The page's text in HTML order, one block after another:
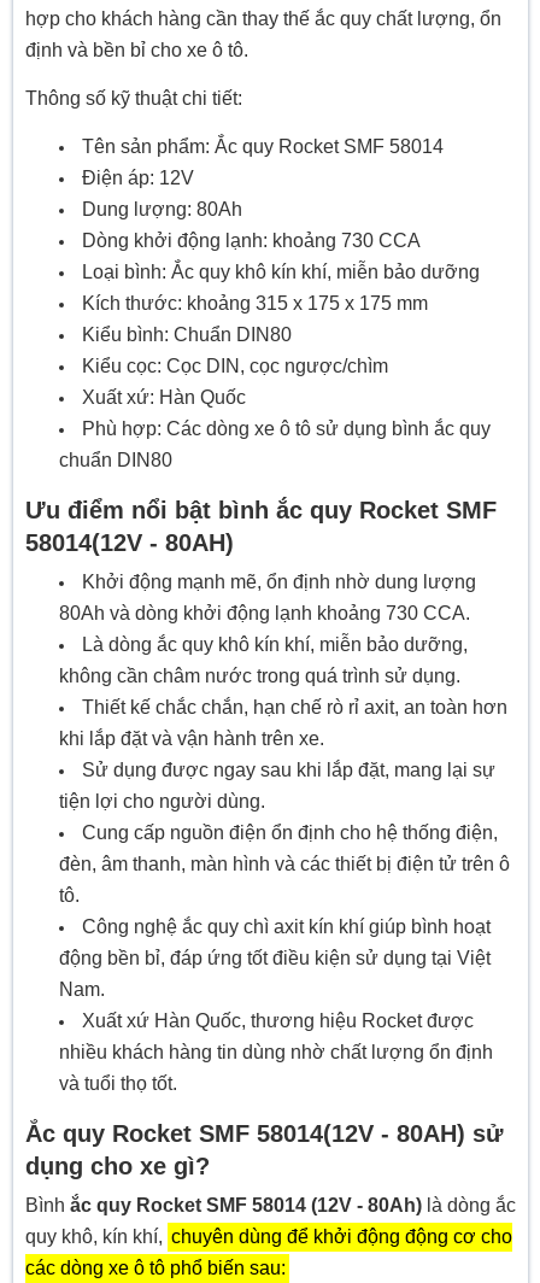
hợp cho khách hàng cần thay thế ắc quy chất lượng, ổn
định và bền bỉ cho xe ô tô.
Thông số kỹ thuật chi tiết:
Tên sản phẩm: Ắc quy Rocket SMF 58014
Điện áp: 12V
Dung lượng: 80Ah
Dòng khởi động lạnh: khoảng 730 CCA
Loại bình: Ắc quy khô kín khí, miễn bảo dưỡng
Kích thước: khoảng 315 x 175 x 175 mm
Kiểu bình: Chuẩn DIN80
Kiểu cọc: Cọc DIN, cọc ngược/chìm
Xuất xứ: Hàn Quốc
Phù hợp: Các dòng xe ô tô sử dụng bình ắc quy
chuẩn DIN80
Ưu điểm nổi bật bình ắc quy Rocket SMF
58014(12V - 80AH)
Khởi động mạnh mẽ, ổn định nhờ dung lượng
80Ah và dòng khởi động lạnh khoảng 730 CCA.
Là dòng ắc quy khô kín khí, miễn bảo dưỡng,
không cần châm nước trong quá trình sử dụng.
Thiết kế chắc chắn, hạn chế rò rỉ axit, an toàn hơn
khi lắp đặt và vận hành trên xe.
Sử dụng được ngay sau khi lắp đặt, mang lại sự
tiện lợi cho người dùng.
Cung cấp nguồn điện ổn định cho hệ thống điện,
đèn, âm thanh, màn hình và các thiết bị điện tử trên ô
tô.
Công nghệ ắc quy chì axit kín khí giúp bình hoạt
động bền bỉ, đáp ứng tốt điều kiện sử dụng tại Việt
Nam.
Xuất xứ Hàn Quốc, thương hiệu Rocket được
nhiều khách hàng tin dùng nhờ chất lượng ổn định
và tuổi thọ tốt.
Ắc quy Rocket SMF 58014(12V - 80AH) sử
dụng cho xe gì?
Bình ắc quy Rocket SMF 58014 (12V - 80Ah)là dòng ắc
quy khô, kín khí, chuyên dùng để khởi động động cơ cho
các dòng xe ô tô phổ biến sau: